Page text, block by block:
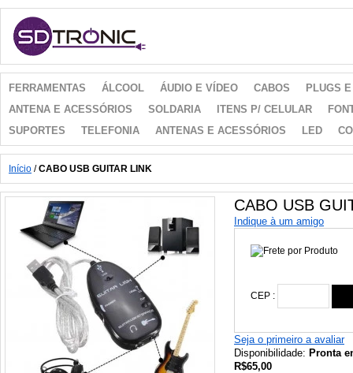
FERRAMENTAS ÁLCOOL ÁUDIO E VÍDEO CABOS
PLUGS
ANTENA E ACESSÓRIOS
SOLDARIA ITENS P/ CELULAR
SUPORTES
TELEFONIA ANTENAS E ACESSÓRIOS LED
Início /CABO USB GUITAR LINK
CABO USB
Indique à um amigo
CEP :
Seja o primeiro a avaliar
Disponibilidade: Pronta
R$65,00